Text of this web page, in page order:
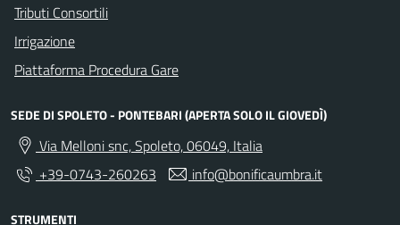
Tributi Consortili
Irrigazione
Piattaforma Procedura Gare
SEDE DI SPOLETO - PONTEBARI (APERTA SOLO IL GIOVEDÌ)
Via Melloni snc, Spoleto, 06049, Italia
+39-0743-260263
info@bonificaumbra.it
STRUMENTI